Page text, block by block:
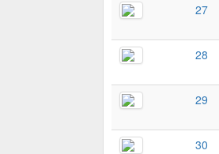
27
28
29
30